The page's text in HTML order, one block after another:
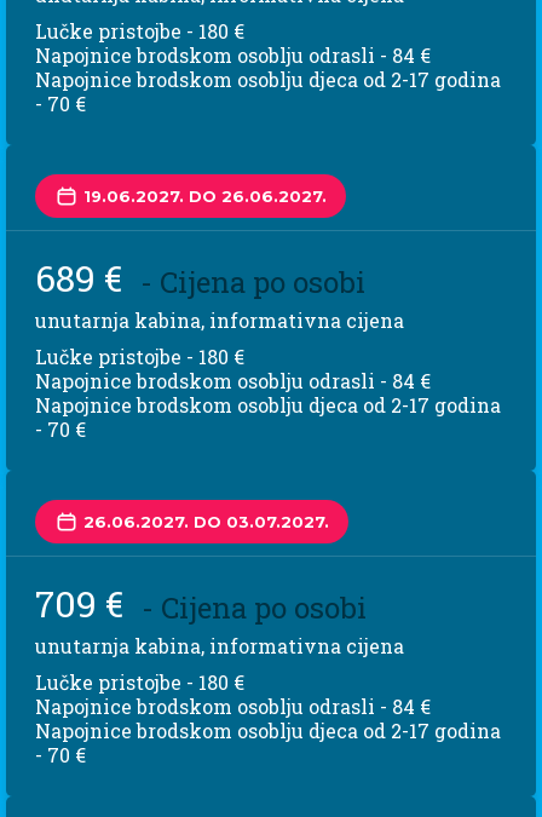
Lučke pristojbe - 180 €
Napojnice brodskom osoblju odrasli - 84 €
Napojnice brodskom osoblju djeca od 2-17 godina
- 70 €
19.06.2027. DO 26.06.2027.
689 € - Cijena po osobi
unutarnja kabina, informativna cijena
Lučke pristojbe - 180 €
Napojnice brodskom osoblju odrasli - 84 €
Napojnice brodskom osoblju djeca od 2-17 godina
- 70 €
26.06.2027. DO 03.07.2027.
709 € - Cijena po osobi
unutarnja kabina, informativna cijena
Lučke pristojbe - 180 €
Napojnice brodskom osoblju odrasli - 84 €
Napojnice brodskom osoblju djeca od 2-17 godina
- 70 €